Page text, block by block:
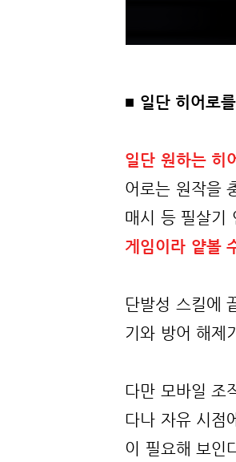
■ 일단 히어로
일단 원하는 히
어로는 원작을
매시 등 필살기
게임이라 얕볼
단발성 스킬에
기와 방어 해제
다만 모바일 조
다나 자유 시점
이 필요해 보인